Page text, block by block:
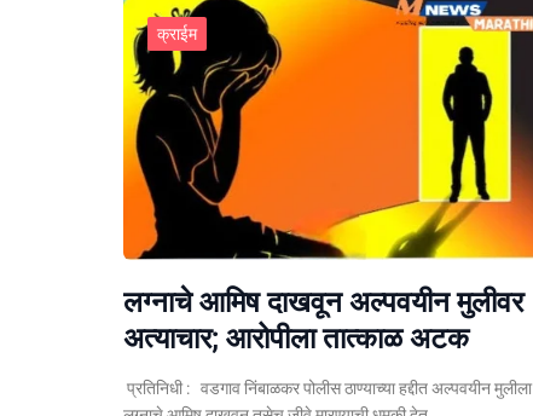
क्राईम
लग्नाचे आमिष दाखवून अल्पवयीन मुलीवर
अत्याचार; आरोपीला तात्काळ अटक
प्रतिनिधी : वडगाव निंबाळकर पोलीस ठाण्याच्या हद्दीत अल्पवयीन मुलीला